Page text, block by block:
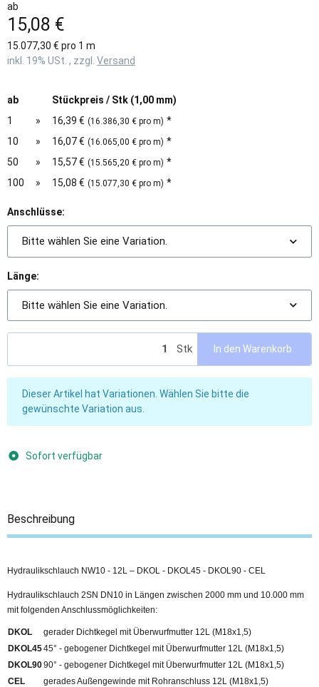
ab
15,08 €
15.077,30 € pro 1 m
inkl. 19% USt. , zzgl. Versand
ab
Stückpreis / Stk (1,00 mm)
1
» 16,39 € (16.386,30 € pro m) *
10
» 16,07 € (16.065,00 € pro m) *
50
» 15,57 € (15.565,20 € pro m) *
100
» 15,08 € (15.077,30 € pro m) *
Anschlüsse:
Bitte wählen Sie eine Variation.
Länge:
Bitte wählen Sie eine Variation.
Stk In den Warenkorb
x
Dieser Artikel hat Variationen. Wählen Sie bitte die
gewünschte Variation aus.
Sofort verfügbar
Beschreibung
Hydraulikschlauch NW10 - 12L – DKOL - DKOL45 - DKOL90 - CEL
Hydraulikschlauch 2SN DN10 in Längen zwischen 2000 mm und 10.000 mm
mit folgenden Anschlussmöglichkeiten:
DKOL
gerader Dichtkegel mit Überwurfmutter 12L (M18x1,5)
DKOL4545° - gebogener Dichtkegel mit Überwurfmutter 12L (M18x1,5)
DKOL9090° - gebogener Dichtkegel mit Überwurfmutter 12L (M18x1,5)
CEL
gerades Außengewinde mit Rohranschluss 12L (M18x1,5)